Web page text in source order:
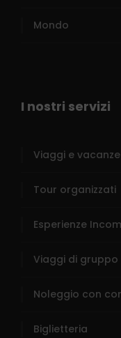
Mondo
I nostri servizi
Viaggi e
Tour organizzati
Esperienze
Viaggi di gruppo
Noleggio con
Biglietteria